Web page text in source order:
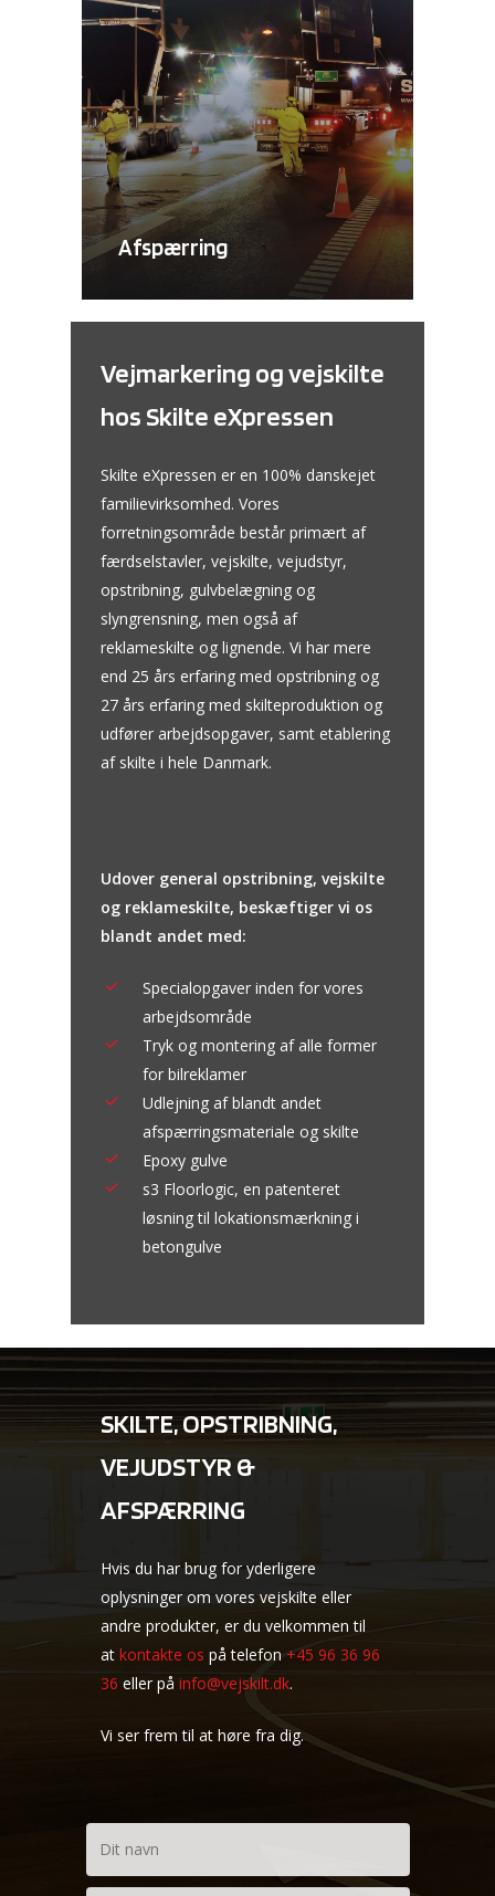
Afspærring
Vejmarkering og vejskilte
hos Skilte eXpressen
Skilte eXpressen er en 100% danskejet
familievirksomhed. Vores
forretningsområde består primært af
færdselstavler, vejskilte, vejudstyr,
opstribning, gulvbelægning og
slyngrensning, men også af
reklameskilte og lignende. Vi har mere
end 25 års erfaring med opstribning og
27 års erfaring med skilteproduktion og
udfører arbejdsopgaver, samt etablering
af skilte i hele Danmark.
Udover general opstribning, vejskilte
og reklameskilte, beskæftiger vi os
blandt andet med:
Specialopgaver inden for vores
arbejdsområde
Tryk og montering af alle former
for bilreklamer
Udlejning af blandt andet
afspærringsmateriale og skilte
Epoxy gulve
s3 Floorlogic, en patenteret
løsning til lokationsmærkning i
betongulve
SKILTE, OPSTRIBNING,
VEJUDSTYR &
AFSPÆRRING
Hvis du har brug for yderligere
oplysninger om vores vejskilte eller
andre produkter, er du velkommen til
at kontakte os på telefon +45 96 36 96
36 eller på info@vejskilt.dk.
Vi ser frem til at høre fra dig.